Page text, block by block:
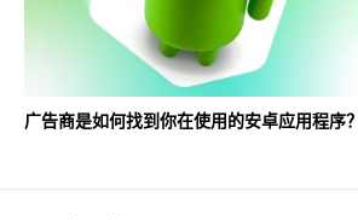
广告商是如何找到你在使用的安卓应用程序？